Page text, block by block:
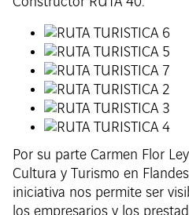
Por su parte Carmen Flor
Cultura y Turismo en
iniciativa nos permite ser